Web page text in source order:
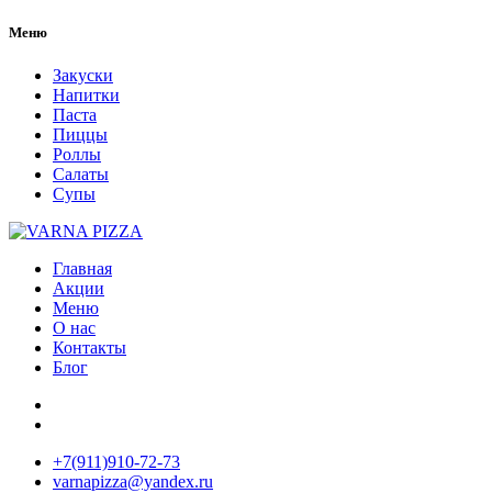
Меню
Закуски
Напитки
Паста
Пиццы
Роллы
Салаты
Супы
Главная
Акции
Меню
О нас
Контакты
Блог
+7(911)910-72-73
varnapizza@yandex.ru